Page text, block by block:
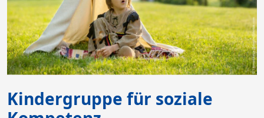
Kindergruppe für soziale